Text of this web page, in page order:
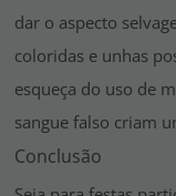
dar o aspecto
coloridas e unhas
esqueça do uso de
sangue falso criam
Conclusão